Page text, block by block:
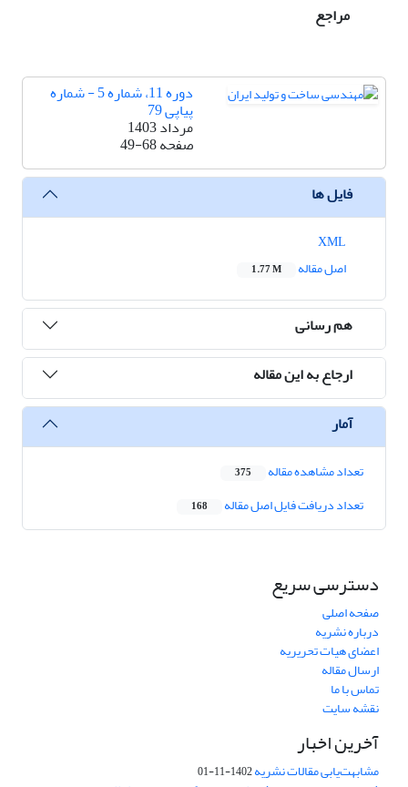
مراجع
دوره 11، شماره 5 - شماره
پیاپی 79
مرداد 1403
صفحه49-68
فایل ها
اصل مقاله
1.77 M
هم رسانی
ارجاع به این مقاله
آمار
تعداد مشاهده مقاله 375
تعداد دریافت فایل اصل مقاله 168
دسترسی سریع
صفحه اصلی
درباره نشریه
اعضای هیات تحریریه
ارسال مقاله
تماس با ما
نقشه سایت
آخرین اخبار
مشابهت‌یابی مقالات نشریه1402-11-01